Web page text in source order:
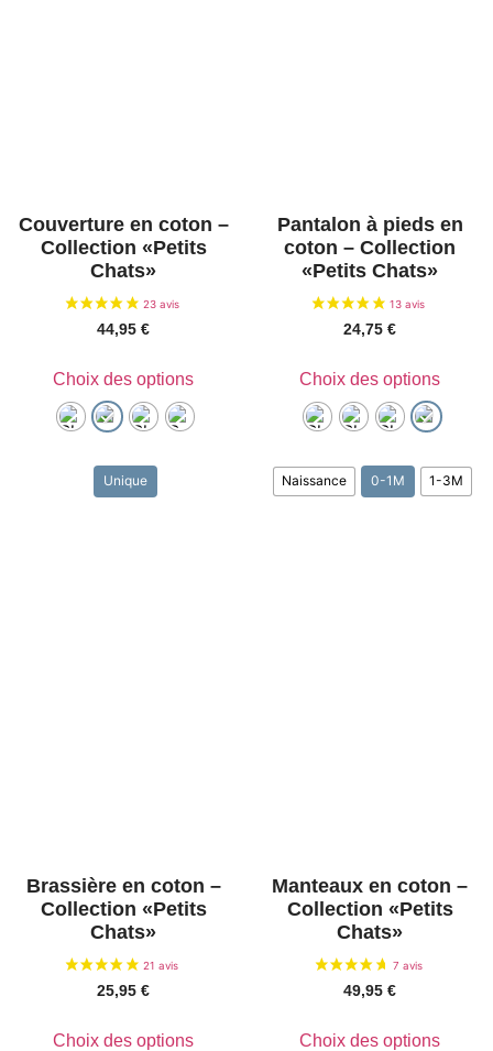
Couverture en coton –
Collection «Petits
Chats»
44,95 €
Choix des options
Unique
Pantalon à pieds en
coton – Collection
«Petits Chats»
24,75 €
Choix des options
Naissance 0-1M 1-3M
Brassière en coton –
Collection «Petits
Chats»
25,95 €
Choix des options
Manteaux en coton –
Collection «Petits
Chats»
49,95 €
Choix des options